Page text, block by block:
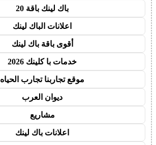
باك لينك باقة 20
اعلانات الباك لينك
أقوى باقة باك لينك
خدمات با كلينك 2026
موقع تجاربنا تجارب الحياه
ديوان العرب
مشاريع
اعلانات باك لينك